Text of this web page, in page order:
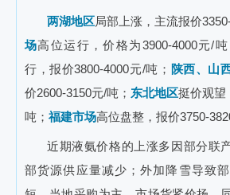
两湖地区局部上涨，主流报价
场高位运行，价格为3900-4000元/吨
行，报价3800-4000元/吨； 陕西、山
价2600-3150元/吨； 东北地区挺价观望
吨； 福建市场高位盘整，报价3750-
近期液氨价格的上涨多因部分联
部货源供应量减少；外加降雪导致